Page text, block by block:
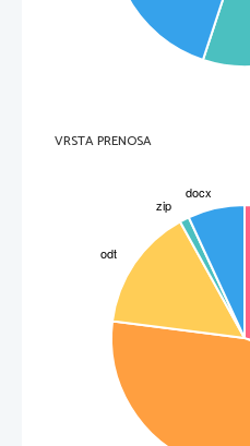
VRSTA PRENOSA